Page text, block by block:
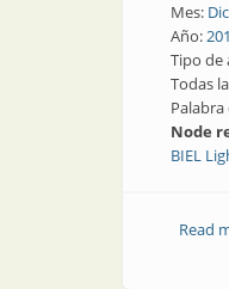
Mes:
Año:
Tipo de
Todas
Palabra
Node
BIEL
Read